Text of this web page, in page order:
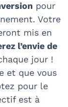
pour
Votre
mis en
l’envie de
jour !
et que vous
pour le
est à